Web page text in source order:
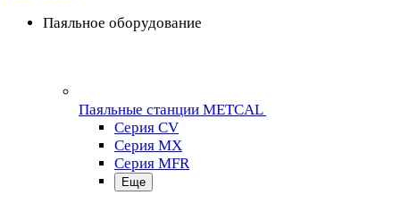
Паяльное оборудование
Паяльные станции METCAL
Серия CV
Серия MX
Серия MFR
Еще